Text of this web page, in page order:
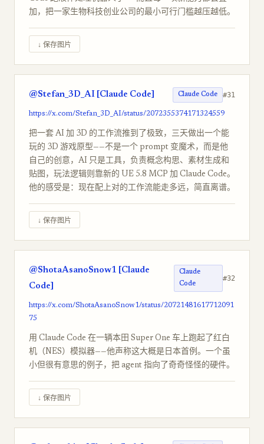
加，把一家生物科技创业公司的最小可行门槛越压越低。
↓ 保存图片
@Stefan_3D_AI [Claude Code] Claude Code #31
https://x.com/Stefan_3D_AI/status/2072355374171324559
把一套 AI 加 3D 的工作流推到了极致，三天做出一个能
玩的 3D 游戏原型——不是一个 prompt 变魔术，而是他
自己的创意，AI 只是工具，负责概念构思、素材生成和
贴图，玩法逻辑则靠新的 UE 5.8 MCP 加 Claude Code。
他的感受是：现在配上对的工作流能走多远，简直离谱。
↓ 保存图片
@ShotaAsanoSnow1 [Claude
Code]
Claude
Code
#32
https://x.com/ShotaAsanoSnow1/status/20721481617712091
75
用 Claude Code 在一辆本田 Super One 车上跑起了红白
机（NES）模拟器——他声称这大概是日本首例。一个虽
小但很有意思的例子，把 agent 指向了奇奇怪怪的硬件。
↓ 保存图片